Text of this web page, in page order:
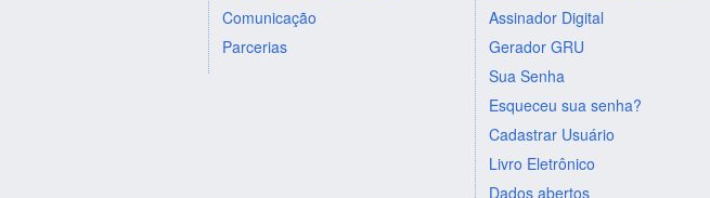
Comunicação
Parcerias
Assinador Digital
Gerador GRU
Sua Senha
Esqueceu sua senha?
Cadastrar Usuário
Livro Eletrônico
Dados abertos